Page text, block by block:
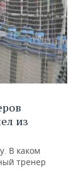
из
В каком
тренер